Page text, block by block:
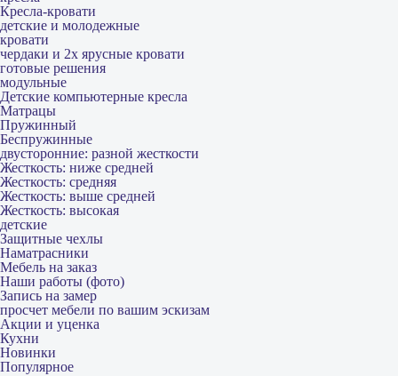
Кресла-кровати
детские и молодежные
кровати
чердаки и 2х ярусные кровати
готовые решения
модульные
Детские компьютерные кресла
Матрацы
Пружинный
Беспружинные
двусторонние: разной жесткости
Жесткость: ниже средней
Жесткость: средняя
Жесткость: выше средней
Жесткость: высокая
детские
Защитные чехлы
Наматрасники
Мебель на заказ
Наши работы (фото)
Запись на замер
просчет мебели по вашим эскизам
Акции и уценка
Кухни
Новинки
Популярное